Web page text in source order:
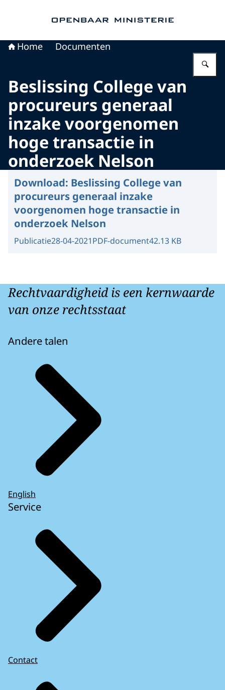
Home Documenten
Beslissing College van
procureurs generaal
inzake voorgenomen
hoge transactie in
onderzoek Nelson
Download: Beslissing College van
procureurs generaal inzake
voorgenomen hoge transactie in
onderzoek Nelson
Publicatie28-04-2021PDF-document42.13 KB
Rechtvaardigheid is een kernwaarde
van onze rechtsstaat
Andere talen
English
Service
Contact